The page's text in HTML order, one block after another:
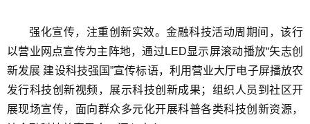
强化宣传，注重创新实效。金融科技活动周期间，该行
以营业网点宣传为主阵地，通过LED显示屏滚动播放“矢志创
新发展 建设科技强国”宣传标语，利用营业大厅电子屏播放农
发行科技创新视频，展示科技创新成果；组织人员到社区开
展现场宣传，面向群众多元化开展科普各类科技创新资源，